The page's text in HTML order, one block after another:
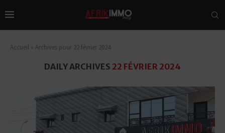
Accueil » Archives pour 22 février 2024
DAILY ARCHIVES 22 FÉVRIER 2024